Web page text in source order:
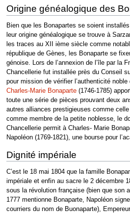
Origine généalogique des
Bien que les Bonapartes se soient
leur origine généalogique se trouve à
les traces au XII ième siècle comme
république de Gènes, les Bonaparte se
génoise. Lors de l’annexion de l’île par la
Chancellerie fut installée près du Conseil
pour mission de vérifier l’authenticité
Charles-Marie Bonaparte(1746-1785)
toute une série de pièces prouvant deux
autres alliances prestigieuses comme
comme membre de la petite noblesse, le
Chancellerie permit à Charles- Marie
Napoléon (1769-1821), une bourse pour
Dignité impériale
C’est le 18 mai 1804 que la famille
impériale et enfin au sacre le 2 décembre
sous la révolution française (bien que son
1777 mentionne Bonaparte, Napoléon
courriers du nom de Buonaparte),